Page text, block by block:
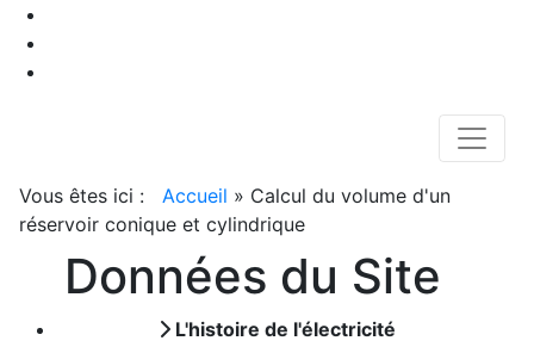
Vous êtes ici : Accueil » Calcul du volume d'un
réservoir conique et cylindrique
Données du Site
L'histoire de l'électricité